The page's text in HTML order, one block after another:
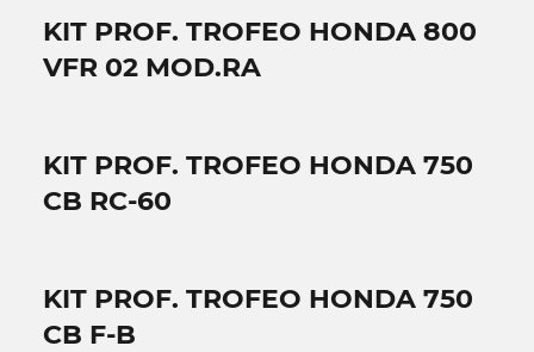
KIT PROF. TROFEO HONDA 800
VFR 02 MOD.RA
KIT PROF. TROFEO HONDA 750
CB RC-60
KIT PROF. TROFEO HONDA 750
CB F-B